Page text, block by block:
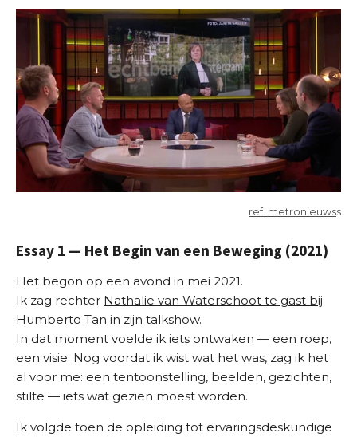
ref. metronieuwss
Essay 1 — Het Begin van een Beweging (2021)
Het begon op een avond in mei 2021.
Ik zag rechter Nathalie van Waterschoot te gast bij
Humberto Tan in zijn talkshow.
In dat moment voelde ik iets ontwaken — een roep,
een visie. Nog voordat ik wist wat het was, zag ik het
al voor me: een tentoonstelling, beelden, gezichten,
stilte — iets wat gezien moest worden.
Ik volgde toen de opleiding tot ervaringsdeskundige